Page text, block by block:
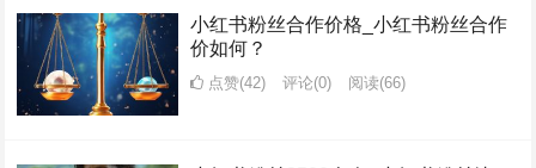
小红书粉丝合作价格_小红书粉丝合作
价如何？
点赞(42) 评论(0) 阅读(66)